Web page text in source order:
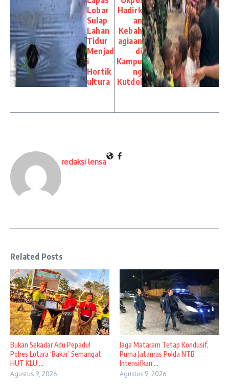
Lobar
Sulap
Lahan
Tidur
Menjad
i
Hortik
ultura
Hadirk
an
Kebah
agiaan
di
Kampu
ng
Kutdol
redaksi lensa
Related Posts
Bukan Sekadar Adu Pepadu!
Polres Lotara ‘Bakar’ Semangat
HUT KLU ...
Agustus 9, 2026
Jaga Mataram Tetap Kondusif,
Puma Jatanras Polda NTB
Intensifkan ...
Agustus 9, 2026